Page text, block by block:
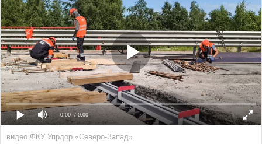
0:00 / 0:00
видео ФКУ Упрдор «Северо-Запад»